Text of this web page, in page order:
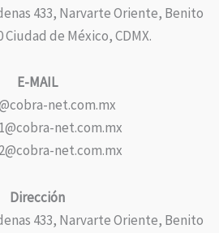
433, Narvarte Oriente, Benito
Ciudad de México, CDMX.
E-MAIL
net.com.mx
net.com.mx
net.com.mx
Dirección
433, Narvarte Oriente, Benito